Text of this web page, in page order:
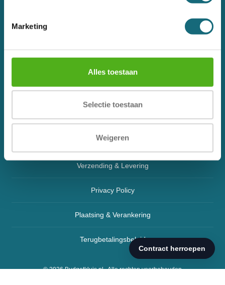
Marketing
Alles toestaan
Selectie toestaan
Weigeren
Klachtenregeling
Blog
Algemene Voorwaarden
Verzending & Levering
Privacy Policy
Plaatsing & Verankering
Terugbetalingsbeleid
© 2026Budgetkluis.nl. Alle rechten voorbehouden